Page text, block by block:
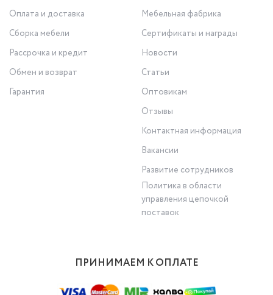
Оплата и доставка
Сборка мебели
Рассрочка и кредит
Обмен и возврат
Гарантия
Мебельная фабрика
Сертификаты и награды
Новости
Статьи
Оптовикам
Отзывы
Контактная информация
Вакансии
Развитие сотрудников
Политика в области
управления цепочкой
поставок
ПРИНИМАЕМ К ОПЛАТЕ